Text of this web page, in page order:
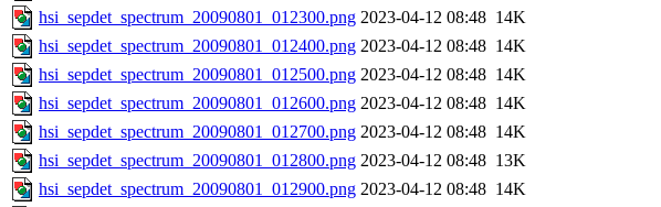
hsi_sepdet_spectrum_20090801_012300.png 2023-04-12 08:48 14K
hsi_sepdet_spectrum_20090801_012400.png 2023-04-12 08:48 14K
hsi_sepdet_spectrum_20090801_012500.png 2023-04-12 08:48 14K
hsi_sepdet_spectrum_20090801_012600.png 2023-04-12 08:48 14K
hsi_sepdet_spectrum_20090801_012700.png 2023-04-12 08:48 14K
hsi_sepdet_spectrum_20090801_012800.png 2023-04-12 08:48 13K
hsi_sepdet_spectrum_20090801_012900.png 2023-04-12 08:48 14K